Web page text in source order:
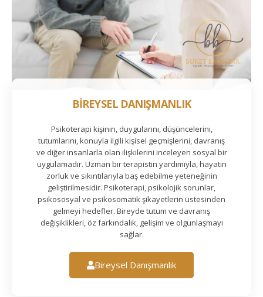
BİREYSEL DANIŞMANLIK
Psikoterapi kişinin, duygularını, düşüncelerini,
tutumlarını, konuyla ilgili kişisel geçmişlerini, davranış
ve diğer insanlarla olan ilişkilerini inceleyen sosyal bir
uygulamadır. Uzman bir terapistin yardımıyla, hayatın
zorluk ve sıkıntılarıyla baş edebilme yeteneğinin
geliştirilmesidir. Psikoterapi, psikolojik sorunlar,
psikososyal ve psikosomatik şikayetlerin üstesinden
gelmeyi hedefler. Bireyde tutum ve davranış
değişiklikleri, öz farkındalık, gelişim ve olgunlaşmayı
sağlar.
Bireysel Danışmanlık